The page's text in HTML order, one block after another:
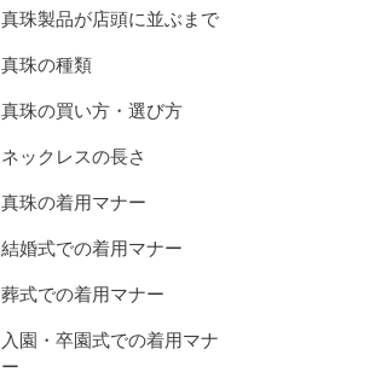
真珠製品が店頭に並ぶまで
真珠の種類
真珠の買い方・選び方
ネックレスの長さ
真珠の着用マナー
結婚式での着用マナー
葬式での着用マナー
入園・卒園式での着用マナ
ー